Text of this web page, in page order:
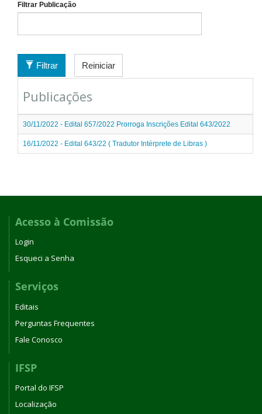
Filtrar Publicação
Filtrar Reiniciar
Publicações
30/11/2022 - Edital 657/2022 Prorroga Inscrições Edital 643/2022
16/11/2022 - Edital 643/22 ( Tradutor Intérprete de Libras )
Acesso à Comissão
Login
Esqueci a Senha
Serviços
Editais
Perguntas Frequentes
Fale Conosco
IFSP
Portal do IFSP
Localização